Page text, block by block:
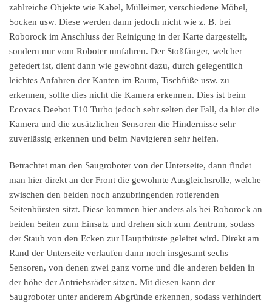
zahlreiche Objekte wie Kabel, Mülleimer, verschiedene Möbel,
Socken usw. Diese werden dann jedoch nicht wie z. B. bei
Roborock im Anschluss der Reinigung in der Karte dargestellt,
sondern nur vom Roboter umfahren. Der Stoßfänger, welcher
gefedert ist, dient dann wie gewohnt dazu, durch gelegentlich
leichtes Anfahren der Kanten im Raum, Tischfüße usw. zu
erkennen, sollte dies nicht die Kamera erkennen. Dies ist beim
Ecovacs Deebot T10 Turbo jedoch sehr selten der Fall, da hier die
Kamera und die zusätzlichen Sensoren die Hindernisse sehr
zuverlässig erkennen und beim Navigieren sehr helfen.
Betrachtet man den Saugroboter von der Unterseite, dann findet
man hier direkt an der Front die gewohnte Ausgleichsrolle, welche
zwischen den beiden noch anzubringenden rotierenden
Seitenbürsten sitzt. Diese kommen hier anders als bei Roborock an
beiden Seiten zum Einsatz und drehen sich zum Zentrum, sodass
der Staub von den Ecken zur Hauptbürste geleitet wird. Direkt am
Rand der Unterseite verlaufen dann noch insgesamt sechs
Sensoren, von denen zwei ganz vorne und die anderen beiden in
der höhe der Antriebsräder sitzen. Mit diesen kann der
Saugroboter unter anderem Abgründe erkennen, sodass verhindert